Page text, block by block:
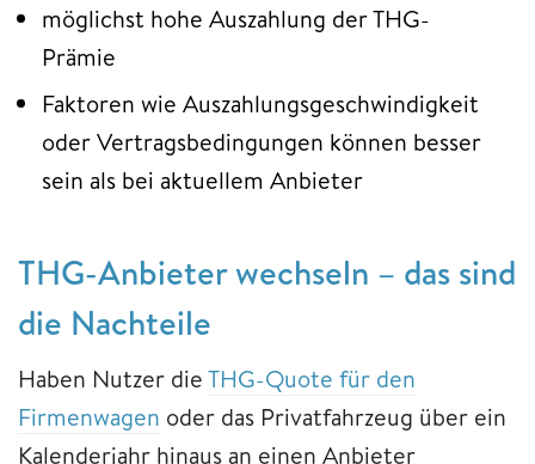
möglichst hohe Auszahlung der THG-
Prämie
Faktoren wie Auszahlungsgeschwindigkeit
oder Vertragsbedingungen können besser
sein als bei aktuellem Anbieter
THG-Anbieter wechseln – das sind
die Nachteile
Haben Nutzer dieTHG-Quote für den
Firmenwagen oder das Privatfahrzeug über ein
Kalenderjahr hinaus an einen Anbieter